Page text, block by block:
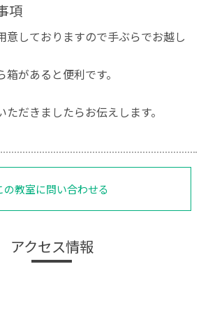
項
意しておりますので手ぶらでお越し
があると便利です。
だきましたらお伝えします。
の教室に問い合わせる
アクセス情報